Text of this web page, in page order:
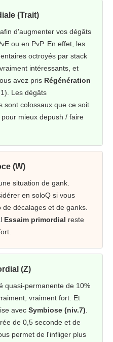
(Trait)
d'augmenter vos dégâts
ou en PvP. En effet, les
octroyés par stack
intéressants, et
avez pris Régénération
Les dégâts
sont colossaux que ce soit
mieux depush / faire
(W)
situation de gank.
en soloQ si vous
décalages et de ganks.
Essaim primordial reste
(Z)
quasi-permanente de 10%
vraiment fort. Et
avec Symbiose (niv.7)
de 0,5 seconde et de
permet de l'infliger plus